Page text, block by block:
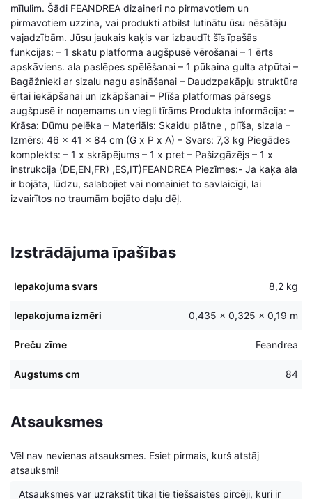
mīlulim. Šādi FEANDREA dizaineri no pirmavotiem un
pirmavotiem uzzina, vai produkti atbilst lutinātu ūsu nēsātāju
vajadzībām. Jūsu jaukais kaķis var izbaudīt šīs īpašās
funkcijas: – 1 skatu platforma augšpusē vērošanai – 1 ērts
apskāviens. ala paslēpes spēlēšanai – 1 pūkaina gulta atpūtai –
Bagāžnieki ar sizalu nagu asināšanai – Daudzpakāpju struktūra
ērtai iekāpšanai un izkāpšanai – Plīša platformas pārsegs
augšpusē ir noņemams un viegli tīrāms Produkta informācija: –
Krāsa: Dūmu pelēka – Materiāls: Skaidu plātne , plīša, sizala –
Izmērs: 46 x 41 x 84 cm (G x P x A) – Svars: 7,3 kg Piegādes
komplekts: – 1 x skrāpējums – 1 x pret – Pašizgāzējs – 1 x
instrukcija (DE,EN,FR) ,ES,IT)FEANDREA Piezīmes:- Ja kaķa ala
ir bojāta, lūdzu, salabojiet vai nomainiet to savlaicīgi, lai
izvairītos no traumām bojāto daļu dēļ.
Izstrādājuma īpašības
Iepakojuma svars 8,2 kg
Iepakojuma izmēri 0,435 × 0,325 × 0,19 m
Preču zīme Feandrea
Augstums cm 84
Atsauksmes
Vēl nav nevienas atsauksmes. Esiet pirmais, kurš atstāj
atsauksmi!
Atsauksmes var uzrakstīt tikai tie tiešsaistes pircēji, kuri ir